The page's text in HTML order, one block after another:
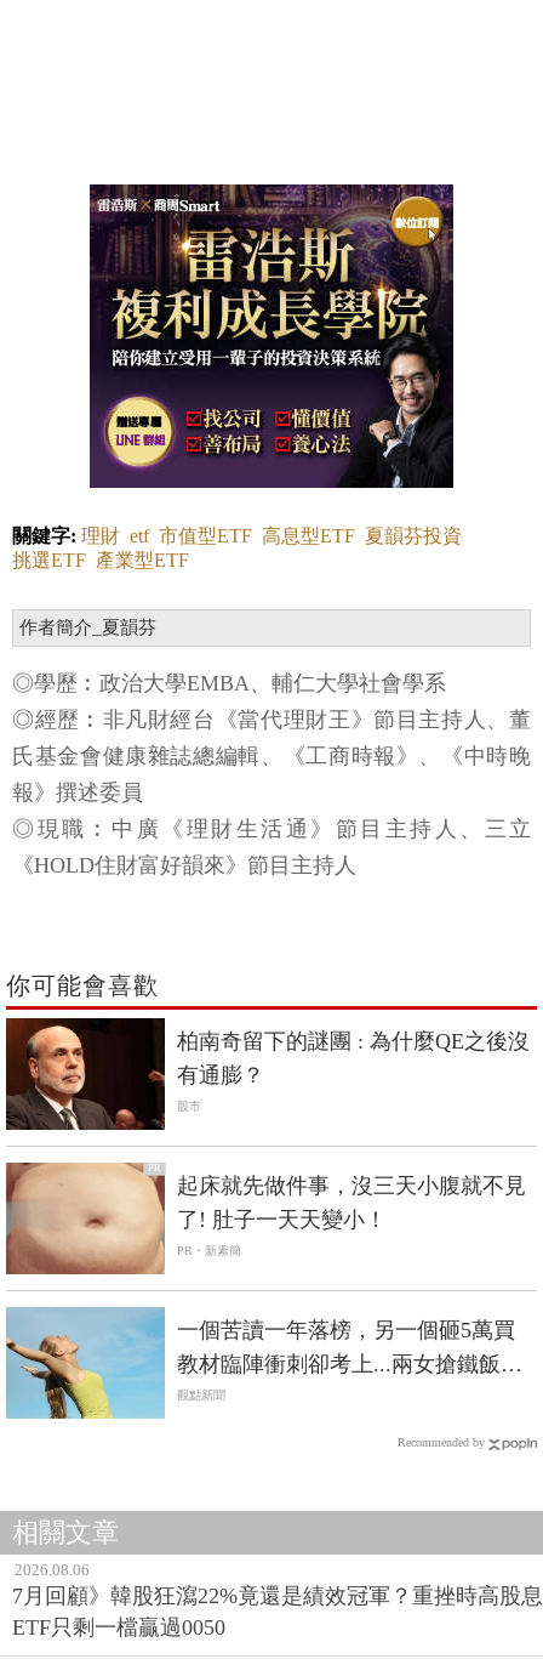
關鍵字: 理財 etf 市值型ETF 高息型ETF 夏韻芬投資
挑選ETF 產業型ETF
作者簡介_夏韻芬
◎學歷︰政治大學EMBA、輔仁大學社會學系
◎經歷︰非凡財經台《當代理財王》節目主持人、董
氏基金會健康雜誌總編輯、《工商時報》、《中時晚
報》撰述委員
◎現職︰中廣《理財生活通》節目主持人、三立
《HOLD住財富好韻來》節目主持人
你可能會喜歡
柏南奇留下的謎團 : 為什麼QE之後沒
有通膨？
股市
PR
起床就先做件事，沒三天小腹就不見
了! 肚子一天天變小！
PR・新素簡
一個苦讀一年落榜，另一個砸5萬買
教材臨陣衝刺卻考上...兩女搶鐵飯碗
卻不同命的啟示
觀點新聞
Recommended by
相關文章
2026.08.06
7月回顧》韓股狂瀉22%竟還是績效冠軍？重挫時高股息
ETF只剩一檔贏過0050